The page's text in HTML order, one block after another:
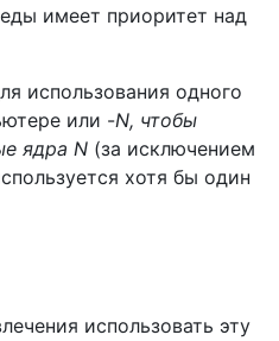
имеет приоритет над
использования одного
или -N, чтобы
ядра N (за исключением
хотя бы один
использовать эту